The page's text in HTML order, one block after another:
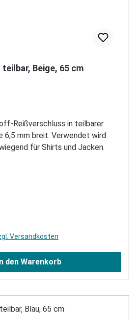
Beige, 65 cm
Reißverschluss in teilbarer
Verwendet wird
für Shirts und Jacken.
Versandkosten
den Warenkorb